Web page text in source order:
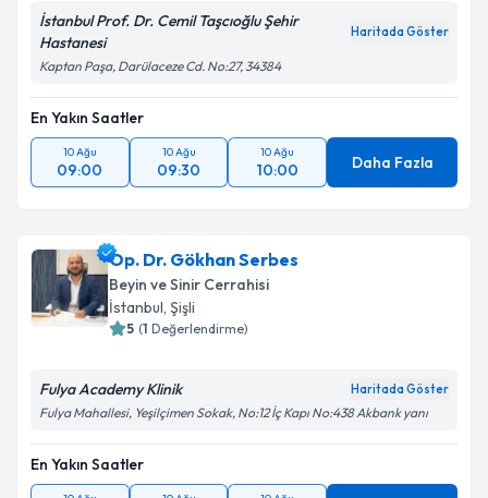
İstanbul Prof. Dr. Cemil Taşcıoğlu Şehir
Hastanesi
Haritada Göster
Kaptan Paşa, Darülaceze Cd. No:27, 34384
En Yakın Saatler
10 Ağu
09:00
10 Ağu
09:30
10 Ağu
10:00 Daha Fazla
Op. Dr. Gökhan Serbes
Beyin ve Sinir Cerrahisi
İstanbul, Şişli
5 (1 Değerlendirme)
Fulya Academy Klinik Haritada Göster
Fulya Mahallesi, Yeşilçimen Sokak, No:12 İç Kapı No:438 Akbank yanı
En Yakın Saatler